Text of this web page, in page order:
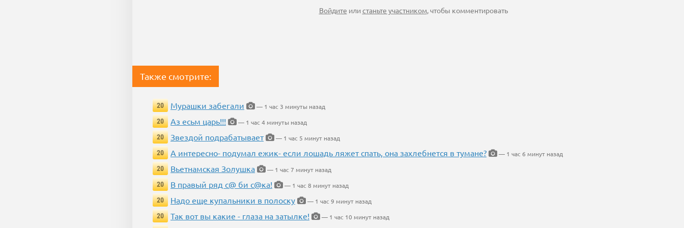
Войдите илистаньте участником, чтобы комментировать
Также смотрите:
20 Мурашки забегали
— 1 час 3 минуты назад
20
Аз есьм царь!!!
— 1 час 4 минуты назад
20
Звездой подрабатывает
— 1 час 5 минут назад
20
А интересно- подумал ежик- если лошадь ляжет спать, она захлебнется в тумане?
— 1 час 6 минут назад
20
Вьетнамская Золушка
— 1 час 7 минут назад
20
В правый ряд с@ би с@ка!
— 1 час 8 минут назад
20
Надо еще купальники в полоску
— 1 час 9 минут назад
20
Так вот вы какие - глаза на затылке!
— 1 час 10 минут назад